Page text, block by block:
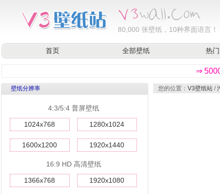
80,000 张壁纸，10种界面语言！
首页 全部壁纸 热
⇒
壁纸分辨率
4:3/5:4 普屏壁纸
1024x768 1280x1024
1600x1200 1920x1440
16:9 HD 高清壁纸
1366x768 1920x1080
您的位置： V3壁纸站 /